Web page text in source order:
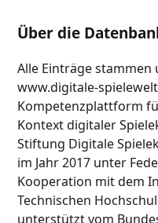
Über die
Alle Einträge
www.digitale-
Kompetenzplattform
Kontext digitaler
Stiftung Digitale
im Jahr 2017 unter
Kooperation mit dem
Technischen
unterstützt vom